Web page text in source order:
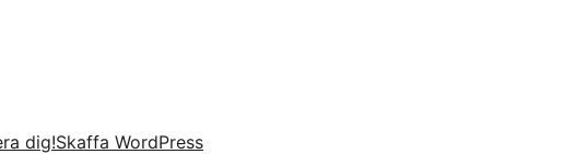
dig!Skaffa WordPress